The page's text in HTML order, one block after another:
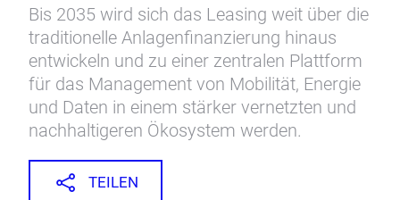
Bis 2035 wird sich das Leasing weit über die
traditionelle Anlagenfinanzierung hinaus
entwickeln und zu einer zentralen Plattform
für das Management von Mobilität, Energie
und Daten in einem stärker vernetzten und
nachhaltigeren Ökosystem werden.
TEILEN